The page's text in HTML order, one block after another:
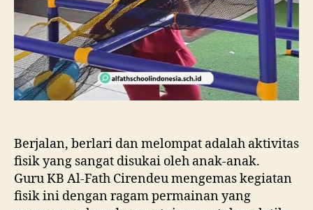
Berjalan, berlari dan melompat adalah aktivitas
fisik yang sangat disukai oleh anak-anak.
Guru KB Al-Fath Cirendeu mengemas kegiatan
fisik ini dengan ragam permainan yang